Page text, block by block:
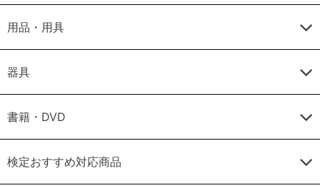
用品・用具
器具
書籍・DVD
検定おすすめ対応商品